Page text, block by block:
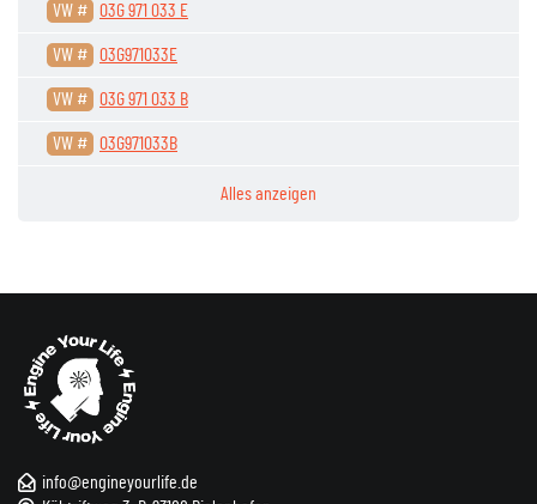
VW # 03G 971 033 E
VW # 03G971033E
VW # 03G 971 033 B
VW # 03G971033B
Alles anzeigen
info@engineyourlife.de